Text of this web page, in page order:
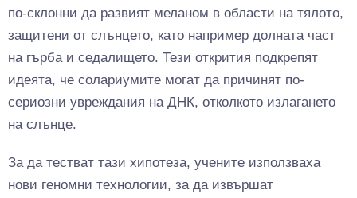
по-склонни да развият меланом в области на тялото,
защитени от слънцето, като например долната част
на гърба и седалището. Тези открития подкрепят
идеята, че солариумите могат да причинят по-
сериозни увреждания на ДНК, отколкото излагането
на слънце.
За да тестват тази хипотеза, учените използваха
нови геномни технологии, за да извършат